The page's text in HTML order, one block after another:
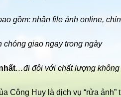
gồm: nhận file ảnh online,
chóng giao ngay trong ngày
…đi đôi với chất lượng không
Công Huy là dịch vụ “rửa